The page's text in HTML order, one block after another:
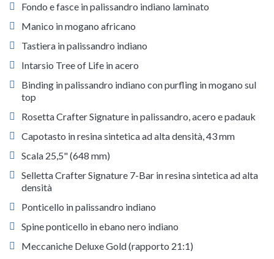
Fondo e fasce in palissandro indiano laminato
Manico in mogano africano
Tastiera in palissandro indiano
Intarsio Tree of Life in acero
Binding in palissandro indiano con purfling in mogano sul
top
Rosetta Crafter Signature in palissandro, acero e padauk
Capotasto in resina sintetica ad alta densità, 43 mm
Scala 25,5" (648 mm)
Selletta Crafter Signature 7-Bar in resina sintetica ad alta
densità
Ponticello in palissandro indiano
Spine ponticello in ebano nero indiano
Meccaniche Deluxe Gold (rapporto 21:1)